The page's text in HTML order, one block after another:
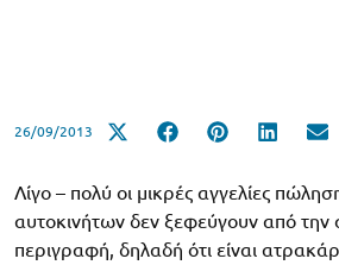
26/09/2013
Λίγο – πολύ οι μικρές αγγελίες
αυτοκινήτων δεν ξεφεύγουν από την
περιγραφή, δηλαδή ότι είναι